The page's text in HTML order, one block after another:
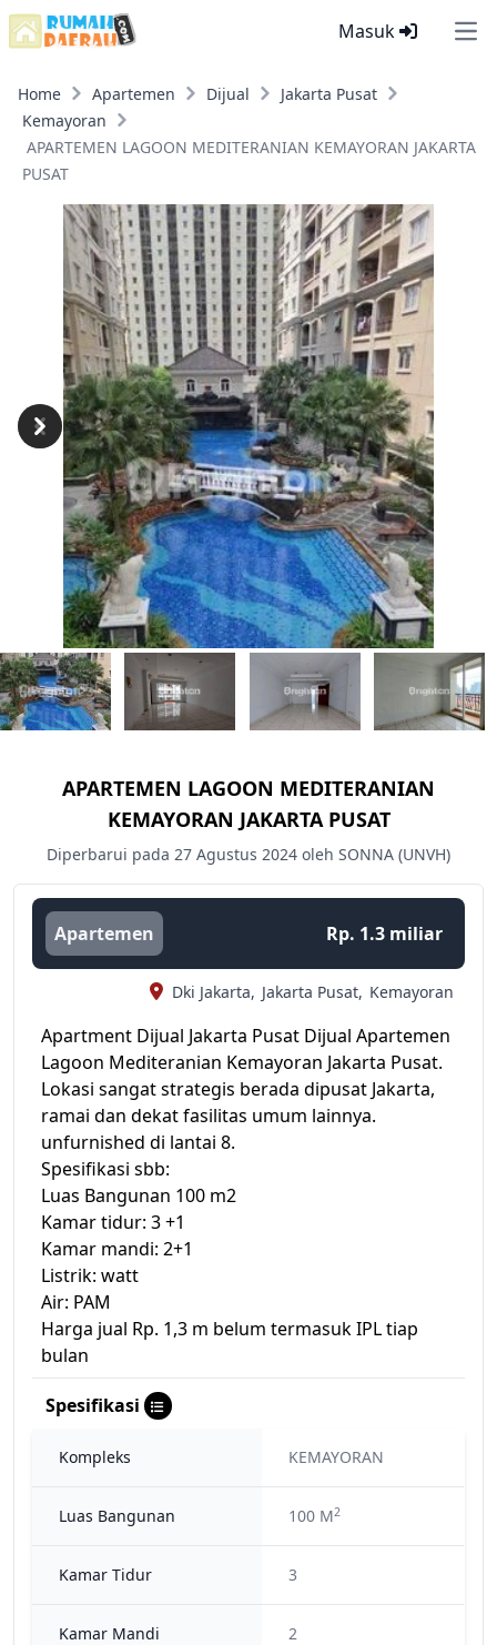
Masuk
Home Apartemen Dijual
Jakarta Pusat
Kemayoran
APARTEMEN LAGOON MEDITERANIAN KEMAYORAN JAKARTA
PUSAT
Previous
Next
APARTEMEN LAGOON MEDITERANIAN
KEMAYORAN JAKARTA PUSAT
Diperbarui pada 27 Agustus 2024 oleh SONNA (UNVH)
Apartemen Rp. 1.3 miliar
Dki Jakarta, Jakarta Pusat, Kemayoran
Apartment Dijual Jakarta Pusat Dijual Apartemen
Lagoon Mediteranian Kemayoran Jakarta Pusat.
Lokasi sangat strategis berada dipusat Jakarta,
ramai dan dekat fasilitas umum lainnya.
unfurnished di lantai 8.
Spesifikasi sbb:
Luas Bangunan 100 m2
Kamar tidur: 3 +1
Kamar mandi: 2+1
Listrik: watt
Air: PAM
Harga jual Rp. 1,3 m belum termasuk IPL tiap
bulan
Spesifikasi
Kompleks KEMAYORAN
Luas Bangunan 100 M2
Kamar Tidur 3
Kamar Mandi 2